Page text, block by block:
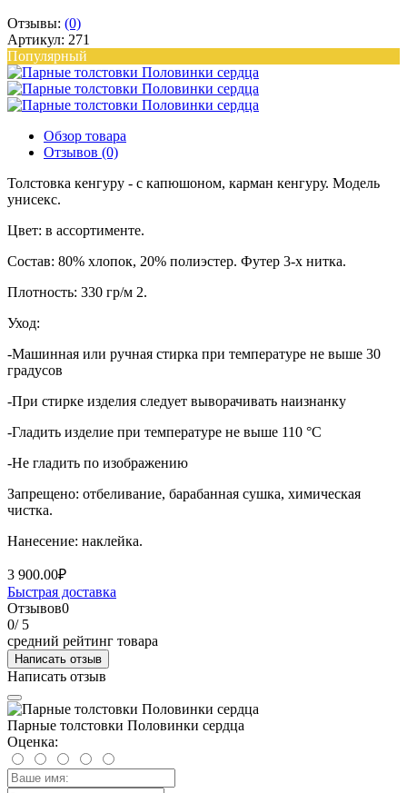
Отзывы: (0)
Артикул: 271
Популярный
Обзор товара
Отзывов (0)
Толстовка кенгуру - с капюшоном, карман кенгуру. Модель
унисекс.
Цвет: в ассортименте.
Состав: 80% хлопок, 20% полиэстер. Футер 3-х нитка.
Плотность: 330 гр/м 2.
Уход:
-Машинная или ручная стирка при температуре не выше 30
градусов
-При стирке изделия следует выворачивать наизнанку
-Гладить изделие при температуре не выше 110 °C
-Не гладить по изображению
Запрещено: отбеливание, барабанная сушка, химическая
чистка.
Нанесение: наклейка.
3 900.00₽
Быстрая доставка
Отзывов0
0/ 5
средний рейтинг товара
Написать отзыв
Написать отзыв
Парные толстовки Половинки сердца
Оценка: